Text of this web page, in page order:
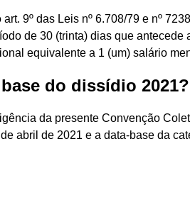
9º das Leis nº 6.708/79 e nº
de 30 (trinta) dias que
equivalente a 1 (um) salário
do dissídio 2021?
da presente Convenção
abril de 2021 e a data-base da